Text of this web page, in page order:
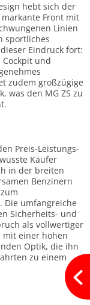
hebt sich der
Front mit
Linien
sportliches
Eindruck fort:
und
zudem großzügige
was den MG ZS zu
Preis-Leistungs-
Käufer
in der breiten
Benzinern
Die umfangreiche
Sicherheits- und
als vollwertiger
mit einer hohen
Optik, die ihn
zu einem